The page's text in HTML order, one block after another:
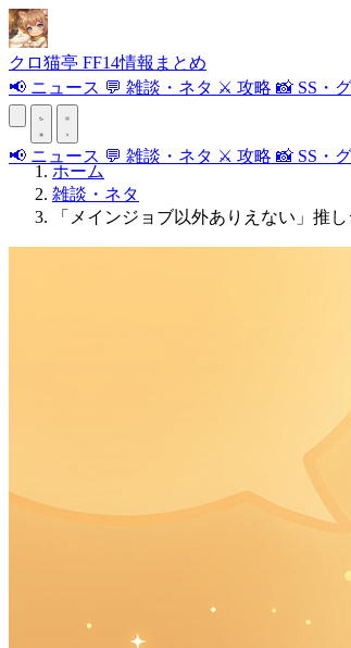
クロ猫亭 FF14情報まとめ
📢 ニュース 💬 雑談・ネタ ⚔️ 攻略 📸 SS・
📢 ニュース 💬 雑談・ネタ ⚔️ 攻略 📸 SS・
ホーム
雑談・ネタ
「メインジョブ以外ありえない」推